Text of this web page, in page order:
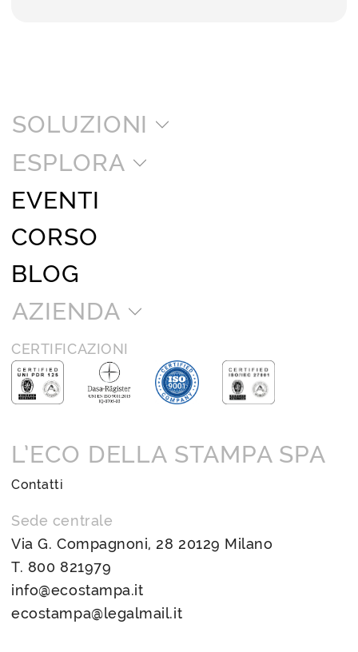
SOLUZIONI
ESPLORA
EVENTI
CORSO
BLOG
AZIENDA
CERTIFICAZIONI
L’ECO DELLA STAMPA SPA
Contatti
Sede centrale
Via G. Compagnoni, 28 20129 Milano
T. 800 821979
info@ecostampa.it
ecostampa@legalmail.it